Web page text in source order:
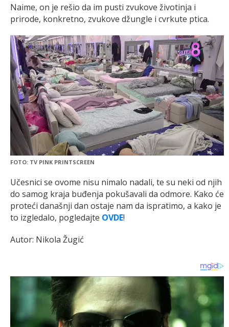
Naime, on je rešio da im pusti zvukove životinja i
prirode, konkretno, zvukove džungle i cvrkute ptica.
FOTO: TV PINK PRINTSCREEN
Učesnici se ovome nisu nimalo nadali, te su neki od njih
do samog kraja buđenja pokušavali da odmore. Kako će
proteći današnji dan ostaje nam da ispratimo, a kako je
to izgledalo, pogledajte OVDE!
Autor: Nikola Žugić